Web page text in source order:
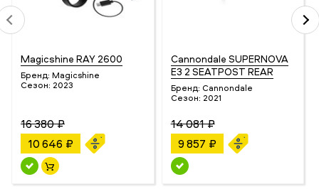
Magicshine RAY 2600
Бренд: Magicshine
Сезон: 2023
16 380 ₽
10 646 ₽
Cannondale SUPERNOVA
E3 2 SEATPOST REAR
Бренд: Cannondale
Сезон: 2021
14 081 ₽
9 857 ₽